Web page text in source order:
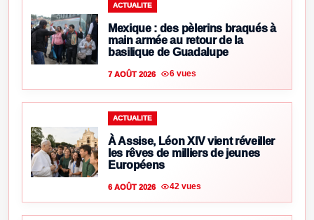
ACTUALITE
Mexique : des pèlerins braqués à
main armée au retour de la
basilique de Guadalupe
7 AOÛT 2026 6 vues
ACTUALITE
À Assise, Léon XIV vient réveiller
les rêves de milliers de jeunes
Européens
6 AOÛT 2026 42 vues